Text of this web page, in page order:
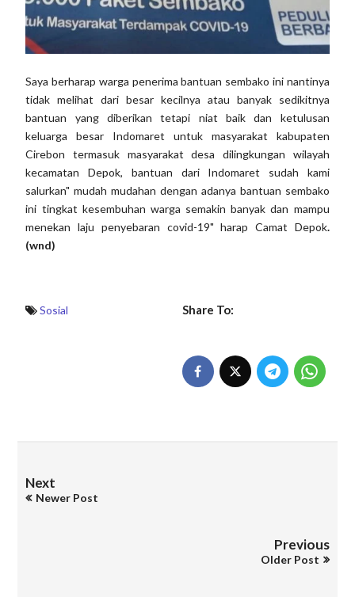
Saya berharap warga penerima bantuan sembako ini nantinya
tidak melihat dari besar kecilnya atau banyak sedikitnya
bantuan yang diberikan tetapi niat baik dan ketulusan
keluarga besar Indomaret untuk masyarakat kabupaten
Cirebon termasuk masyarakat desa dilingkungan wilayah
kecamatan Depok, bantuan dari Indomaret sudah kami
salurkan" mudah mudahan dengan adanya bantuan sembako
ini tingkat kesembuhan warga semakin banyak dan mampu
menekan laju penyebaran covid-19" harap Camat Depok.
(wnd)
Sosial Share To:
Next
Newer Post
Previous
Older Post